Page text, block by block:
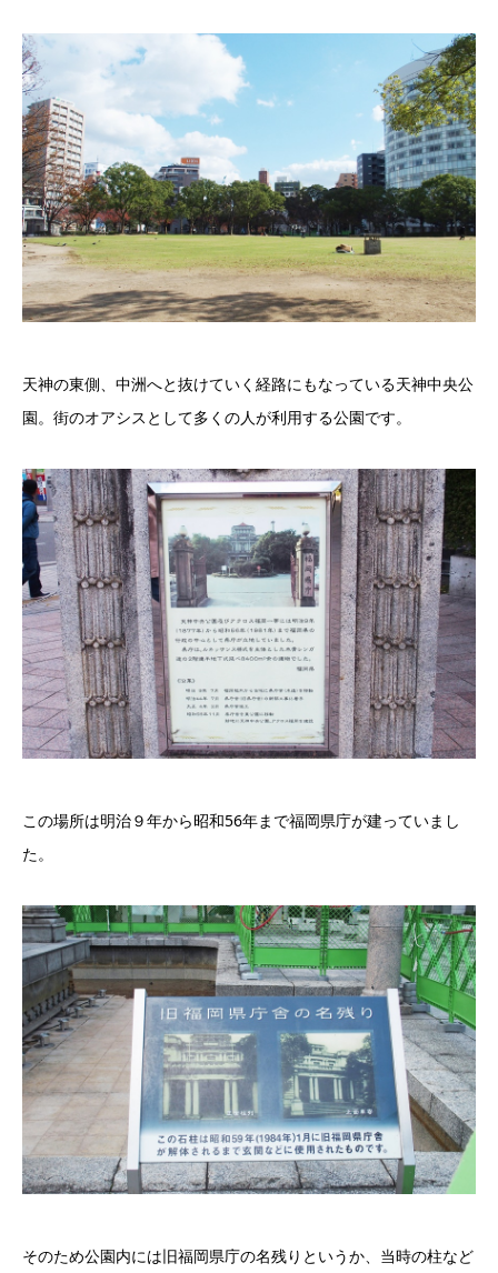
天神の東側、中洲へと抜けていく経路にもなっている天神中央公
園。街のオアシスとして多くの人が利用する公園です。
この場所は明治９年から昭和56年まで福岡県庁が建っていまし
た。
そのため公園内には旧福岡県庁の名残りというか、当時の柱など